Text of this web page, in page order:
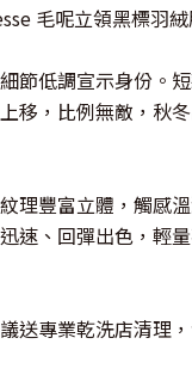
毛呢立領黑標羽
節低調宣示身份。
移，比例無敵，秋
理豐富立體，觸感
速、回彈出色，輕
送專業乾洗店清理